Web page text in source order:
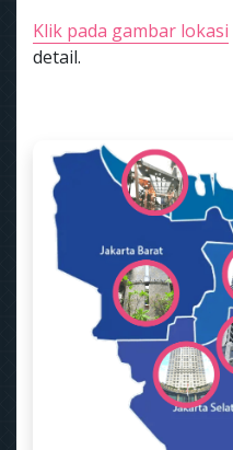
Klik pada gambar lokasi
detail.